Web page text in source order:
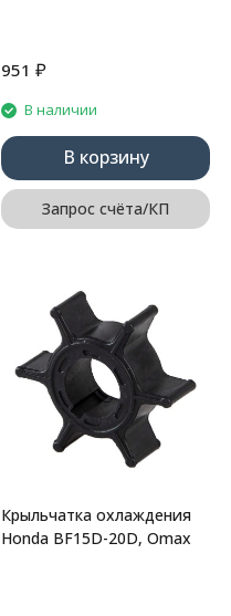
951 ₽
В наличии
В корзину
Запрос счёта/КП
Крыльчатка охлаждения
Honda BF15D-20D, Omax